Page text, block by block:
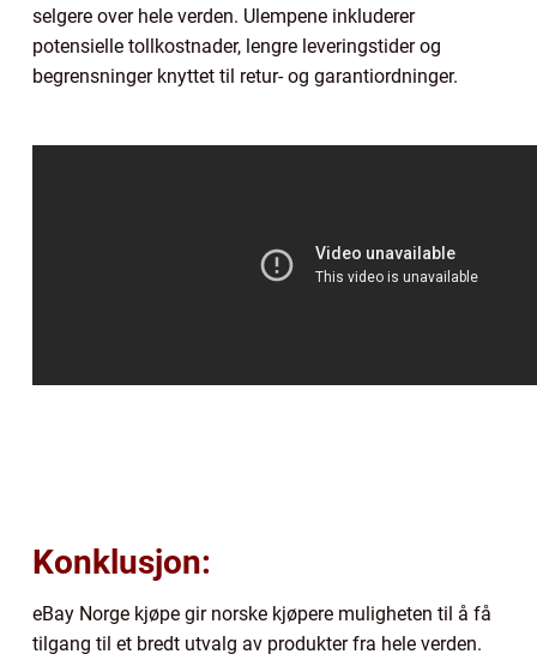
selgere over hele verden. Ulempene inkluderer
potensielle tollkostnader, lengre leveringstider og
begrensninger knyttet til retur- og garantiordninger.
Konklusjon:
eBay Norge kjøpe gir norske kjøpere muligheten til å få
tilgang til et bredt utvalg av produkter fra hele verden.